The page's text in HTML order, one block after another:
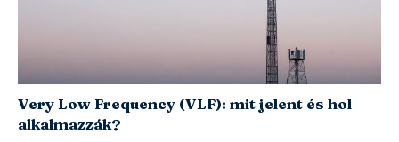
Very Low Frequency (VLF): mit jelent és hol
alkalmazzák?